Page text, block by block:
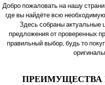
Добро пожаловать на нашу
где вы найдёте всю
Здесь собраны актуальные
предложения от проверенных
правильный выбор, будь то
ПРЕИМУЩЕСТВА